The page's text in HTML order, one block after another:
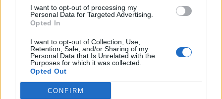
I want to opt-out of processing my
Personal Data for Targeted Advertising.
Opted In
I want to opt-out of Collection, Use,
Retention, Sale, and/or Sharing of my
Personal Data that Is Unrelated with the
Purposes for which it was collected.
Opted Out
CONFIRM
ΡΟΗ ΕΙΔΗΣΕΩΝ
ΗΠΑ: Επιτροπή της Γερουσίας προτείνει άσκηση
διώξεων σε βάρος του πρώην συμβούλου για την
Άντονι Φάουτσι
06/08/2026
ΕΛΑΣ: «Βιομηχανία κοροϊδίας από τον